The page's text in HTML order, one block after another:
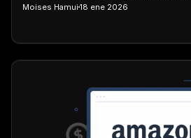
Moises Hamui 18 ene 2026